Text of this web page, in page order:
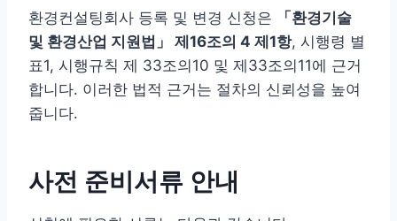
환경컨설팅회사 등록 및 변경 신청은
「환경기술
및 환경산업 지원법」 제16조의 4 제1항, 시행령 별
표1, 시행규칙 제 33조의10 및 제33조의11에 근거
합니다. 이러한 법적 근거는 절차의 신뢰성을 높여
줍니다.
사전 준비서류 안내